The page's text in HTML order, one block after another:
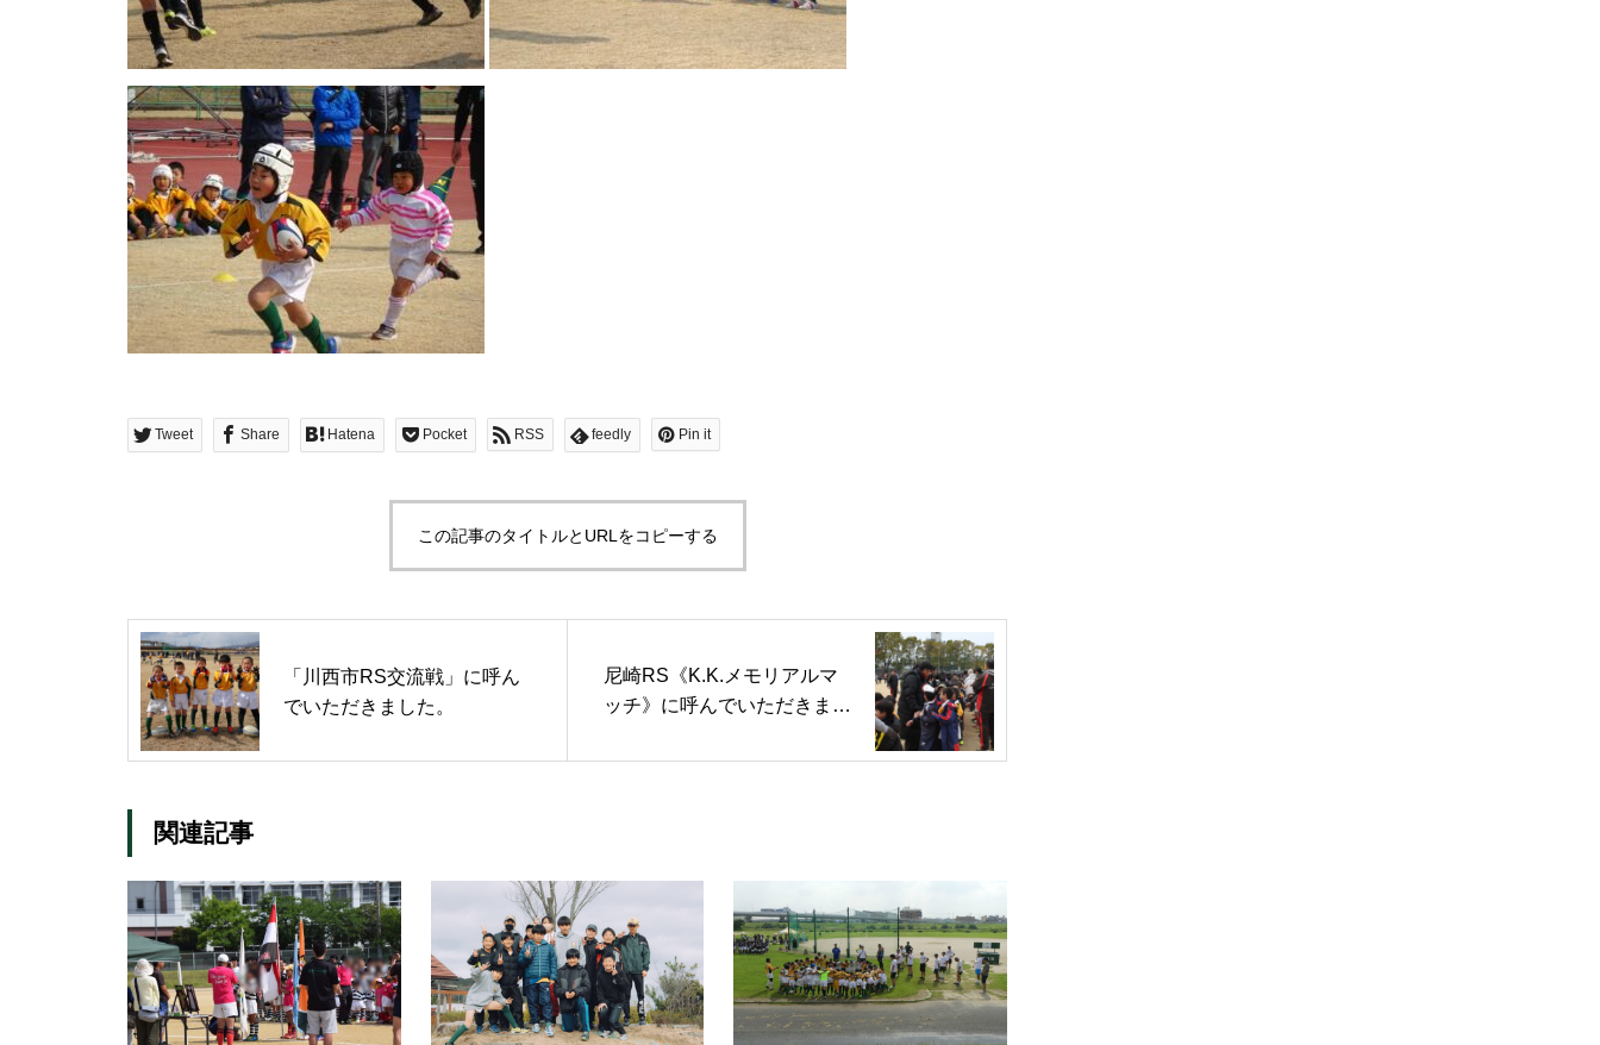
Tweet Share Hatena Pocket RSS feedly Pin it
この記事のタイトルとURLをコピーする
「川西市RS交流戦」に呼ん
でいただきました。
尼崎RS《K.K.メモリアルマ
ッチ》に呼んでいただきまし
関連記事